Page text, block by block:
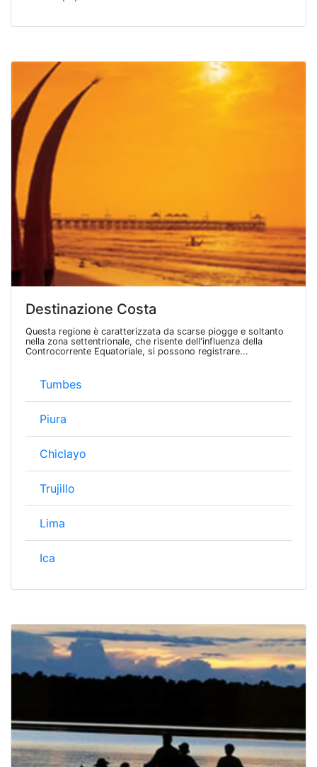
Destinazione Costa
Questa regione è caratterizzata da scarse piogge e soltanto
nella zona settentrionale, che risente dell'influenza della
Controcorrente Equatoriale, si possono registrare...
Tumbes
Piura
Chiclayo
Trujillo
Lima
Ica